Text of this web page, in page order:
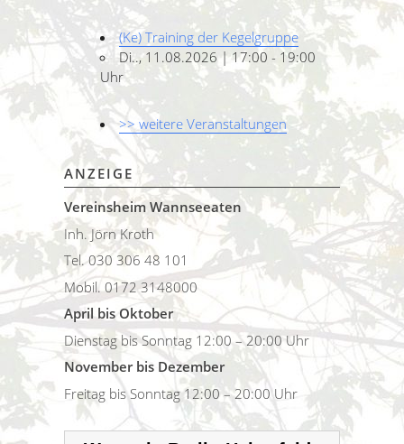
(Ke) Training der Kegelgruppe
Di.., 11.08.2026 | 17:00 - 19:00
Uhr
>> weitere Veranstaltungen
ANZEIGE
Vereinsheim Wannseeaten
Inh. Jörn Kroth
Tel. 030 306 48 101
Mobil. 0172 3148000
April bis Oktober
Dienstag bis Sonntag 12:00 – 20:00 Uhr
November bis Dezember
Freitag bis Sonntag 12:00 – 20:00 Uhr